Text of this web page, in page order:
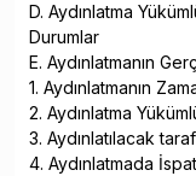
D. Aydınlatma
Durumlar
E. Aydınlatmanın
1. Aydınlatmanın
2. Aydınlatma
3. Aydınlatılacak taraf
4. Aydınlatmada